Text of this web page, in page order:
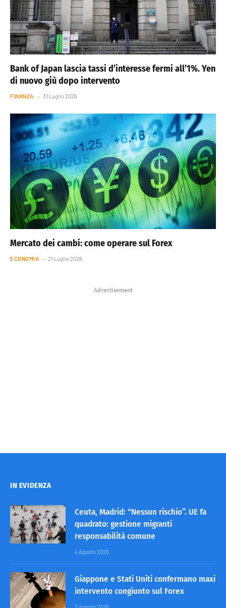
Bank of Japan lascia tassi d’interesse fermi all’1%. Yen
di nuovo giù dopo intervento
FINANZA 31 Luglio 2026
Mercato dei cambi: come operare sul Forex
ECONOMIA 21 Luglio 2026
Advertisement
IN EVIDENZA
Ceuta, Madrid: “Nessun rischio”. UE fa
quadrato: gestione migranti
responsabilità comune
4 Agosto 2026
Giappone e Stati Uniti confermano maxi
intervento congiunto sul Forex